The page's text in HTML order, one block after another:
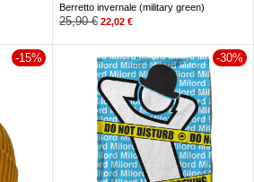
Berretto invernale (military green)
25,90€ 22,02 €
-15% -30%